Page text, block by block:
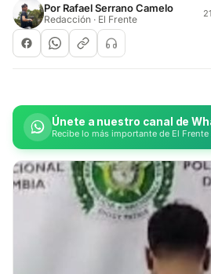
Por Rafael Serrano Camelo
Redacción · El Frente
Únete a nuestro canal de
Recibe lo más importante de El